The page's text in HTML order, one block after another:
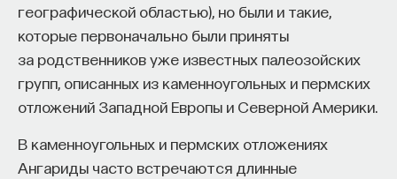
географической областью), но были и такие,
которые первоначально были приняты
за родственников уже известных палеозойских
групп, описанных из каменноугольных и пермских
отложений Западной Европы и Северной Америки.
В каменноугольных и пермских отложениях
Ангариды часто встречаются длинные